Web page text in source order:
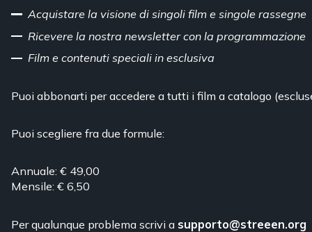
Acquistare la visione di singoli film e singole rassegne
Ricevere la nostra newsletter con la programmazione
Film e contenuti speciali in esclusiva
Puoi abbonarti per accedere a tutti i film a catalogo
Puoi scegliere fra due formule:
Annuale: € 49,00
Mensile: € 6,50
Per qualunque problema scrivi a supporto@streeen.org